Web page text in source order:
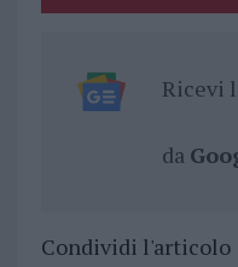
Ricevi
da
Condividi l'articolo